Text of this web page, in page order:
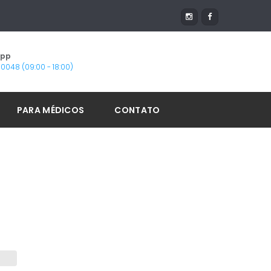
0048 (09:00 - 18:00)
PARA MÉDICOS CONTATO